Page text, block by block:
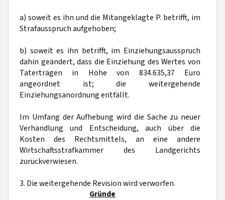
a) soweit es ihn und die Mitangeklagte P. betrifft, im
Strafausspruch aufgehoben;
b) soweit es ihn betrifft, im Einziehungsausspruch
dahin geändert, dass die Einziehung des Wertes von
Taterträgen in Höhe von 834.635,37 Euro
angeordnet ist; die weitergehende
Einziehungsanordnung entfällt.
Im Umfang der Aufhebung wird die Sache zu neuer
Verhandlung und Entscheidung, auch über die
Kosten des Rechtsmittels, an eine andere
Wirtschaftsstrafkammer des Landgerichts
zurückverwiesen.
3. Die weitergehende Revision wird verworfen.
Gründe